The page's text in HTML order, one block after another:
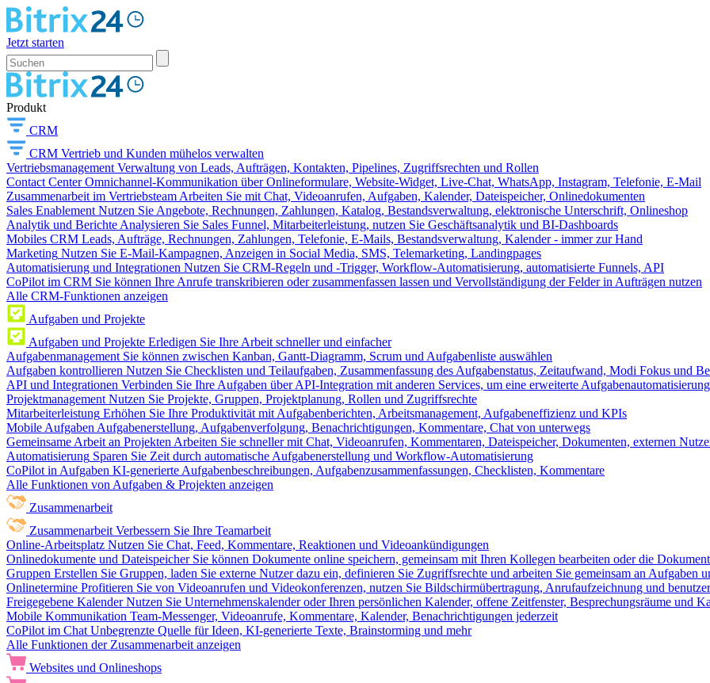
Jetzt starten
Produkt
CRM
CRM Vertrieb und Kunden mühelos verwalten
Vertriebsmanagement Verwaltung von Leads, Aufträgen, Kontakten, Pipelines, Zugriffsrechten und Rollen
Contact Center Omnichannel-Kommunikation über Onlineformulare, Website-Widget, Live-Chat, WhatsApp, Instagram, Telefonie, E-Mail
Zusammenarbeit im Vertriebsteam Arbeiten Sie mit Chat, Videoanrufen, Aufgaben, Kalender, Dateispeicher, Onlinedokumenten
Sales Enablement Nutzen Sie Angebote, Rechnungen, Zahlungen, Katalog, Bestandsverwaltung, elektronische Unterschrift, Onlineshop
Analytik und Berichte Analysieren Sie Sales Funnel, Mitarbeiterleistung, nutzen Sie Geschäftsanalytik und BI-Dashboards
Mobiles CRM Leads, Aufträge, Rechnungen, Zahlungen, Telefonie, E-Mails, Bestandsverwaltung, Kalender - immer zur Hand
Marketing Nutzen Sie E-Mail-Kampagnen, Anzeigen in Social Media, SMS, Telemarketing, Landingpages
Automatisierung und Integrationen Nutzen Sie CRM-Regeln und -Trigger, Workflow-Automatisierung, automatisierte Funnels, API
CoPilot im CRM Sie können Ihre Anrufe transkribieren oder zusammenfassen lassen und Vervollständigung der Felder in Aufträgen nutzen
Alle CRM-Funktionen anzeigen
Aufgaben und Projekte
Aufgaben und Projekte Erledigen Sie Ihre Arbeit schneller und einfacher
Aufgabenmanagement Sie können zwischen Kanban, Gantt-Diagramm, Scrum und Aufgabenliste auswählen
Aufgaben kontrollieren Nutzen Sie Checklisten und Teilaufgaben, Zusammenfassung des Aufgabenstatus, Zeitaufwand, Modi Fokus und
API und Integrationen Verbinden Sie Ihre Aufgaben über API-Integration mit anderen Services, um eine erweiterte
Projektmanagement Nutzen Sie Projekte, Gruppen, Projektplanung, Rollen und Zugriffsrechte
Mitarbeiterleistung Erhöhen Sie Ihre Produktivität mit Aufgabenberichten, Arbeitsmanagement, Aufgabeneffizienz und KPIs
Mobile Aufgaben Aufgabenerstellung, Aufgabenverfolgung, Benachrichtigungen, Kommentare, Chat von unterwegs
Gemeinsame Arbeit an Projekten Arbeiten Sie schneller mit Chat, Videoanrufen, Kommentaren, Dateispeicher, Dokumenten, externen
Automatisierung Sparen Sie Zeit durch automatische Aufgabenerstellung und Workflow-Automatisierung
CoPilot in Aufgaben KI-generierte Aufgabenbeschreibungen, Aufgabenzusammenfassungen, Checklisten, Kommentare
Alle Funktionen von Aufgaben & Projekten anzeigen
Zusammenarbeit
Zusammenarbeit Verbessern Sie Ihre Teamarbeit
Online-Arbeitsplatz Nutzen Sie Chat, Feed, Kommentare, Reaktionen und Videoankündigungen
Onlinedokumente und Dateispeicher Sie können Dokumente online speichern, gemeinsam mit Ihren Kollegen bearbeiten oder die
Gruppen Erstellen Sie Gruppen, laden Sie externe Nutzer dazu ein, definieren Sie Zugriffsrechte und arbeiten Sie gemeinsam an Aufgaben
Onlinetermine Profitieren Sie von Videoanrufen und Videokonferenzen, nutzen Sie Bildschirmübertragung, Anrufaufzeichnung und
Freigegebene Kalender Nutzen Sie Unternehmenskalender oder Ihren persönlichen Kalender, offene Zeitfenster, Besprechungsräume und
Mobile Kommunikation Team-Messenger, Videoanrufe, Kommentare, Kalender, Benachrichtigungen jederzeit
CoPilot im Chat Unbegrenzte Quelle für Ideen, KI-generierte Texte, Brainstorming und mehr
Alle Funktionen der Zusammenarbeit anzeigen
Websites und Onlineshops